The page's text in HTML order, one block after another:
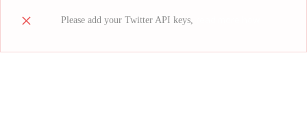
Please add your Twitter API keys,